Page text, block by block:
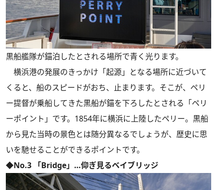
黒船艦隊が錨泊したとされる場所で青く光ります。
横浜港の発展のきっかけ「起源」となる場所に近づいて
くると、船のスピードがおち、止まります。そこが、ペリ
ー提督が乗船してきた黒船が錨を下ろしたとされる「ペリ
ーポイント」です。1854年に横浜に上陸したペリー。黒船
から見た当時の景色とは随分異なるでしょうが、歴史に思
いを馳せることができるポイントです。
◆No.3 「Bridge」…仰ぎ見るベイブリッジ